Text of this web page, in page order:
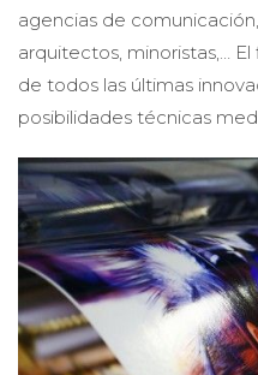
agencias de comunicación,
arquitectos, minoristas,…
de todos las últimas
posibilidades técnicas